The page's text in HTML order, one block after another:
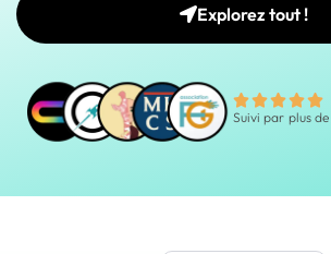
Explorez tout !
Suivi par plus